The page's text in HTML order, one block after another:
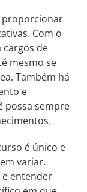
proporcionar
Com o
cargos de
mesmo se
Também há
e
possa sempre
é único e
variar.
entender